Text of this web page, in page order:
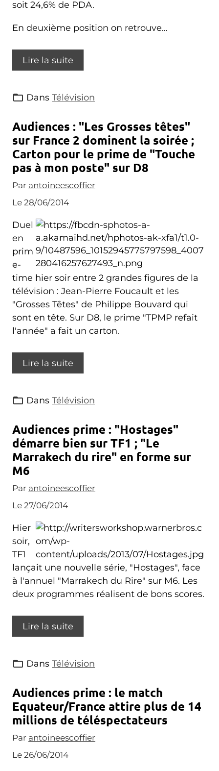
soit 24,6% de PDA.
En deuxième position on retrouve...
Lire la suite
Dans Télévision
Audiences : "Les Grosses têtes"
sur France 2 dominent la soirée ;
Carton pour le prime de "Touche
pas à mon poste" sur D8
Par antoineescoffier
Le 28/06/2014
Duel
en
prim
e-
time hier soir entre 2 grandes figures de la
télévision : Jean-Pierre Foucault et les
"Grosses Têtes" de Philippe Bouvard qui
sont en tête. Sur D8, le prime "TPMP refait
l'année" a fait un carton.
Lire la suite
Dans Télévision
Audiences prime : "Hostages"
démarre bien sur TF1 ; "Le
Marrakech du rire" en forme sur
M6
Par antoineescoffier
Le 27/06/2014
Hier
soir,
TF1
lançait une nouvelle série, "Hostages", face
à l'annuel "Marrakech du Rire" sur M6. Les
deux programmes réalisent de bons scores.
Lire la suite
Dans Télévision
Audiences prime : le match
Equateur/France attire plus de 14
millions de téléspectateurs
Par antoineescoffier
Le 26/06/2014